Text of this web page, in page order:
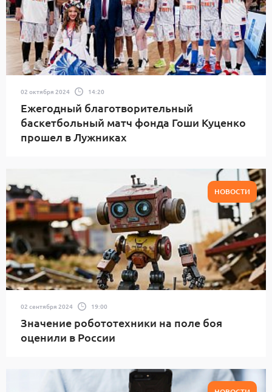
02 октября 2024 14:20
Ежегодный благотворительный
баскетбольный матч фонда Гоши Куценко
прошел в Лужниках
НОВОСТИ
02 сентября 2024 19:00
Значение робототехники на поле боя
оценили в России